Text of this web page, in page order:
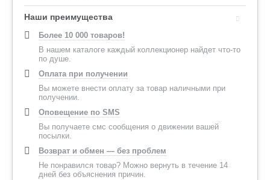
Наши преимущества
Более 10 000 товаров!
В нашем каталоге каждый коллекционер найдет что-то
по душе.
Оплата при получении
Вы можете внести оплату за товар наличными при
получении.
Оповещение по SMS
Вы получаете смс сообщения о движении вашей
посылки.
Возврат и обмен — без проблем
Не понравился товар? Можно вернуть в течение 14
дней без объяснения причин.